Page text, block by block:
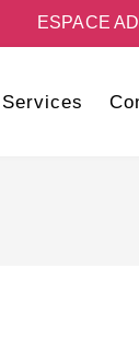
ESPACE AD
Services